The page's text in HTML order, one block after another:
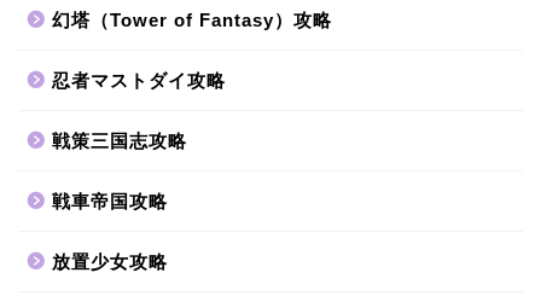
幻塔（Tower of Fantasy）攻略
忍者マストダイ攻略
戦策三国志攻略
戦車帝国攻略
放置少女攻略